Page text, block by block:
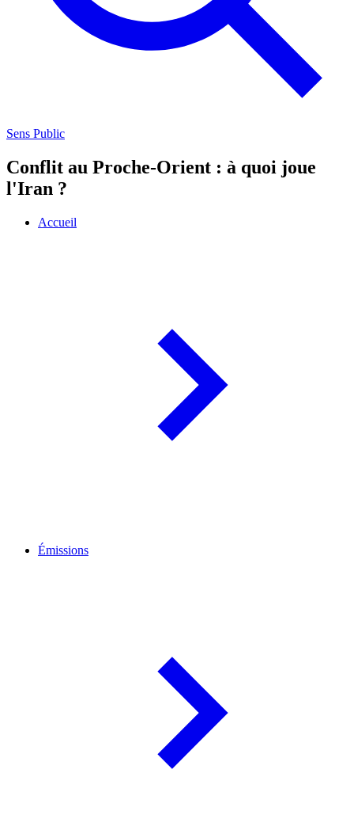
Sens Public
Conflit au Proche-Orient : à quoi joue
l'Iran ?
Accueil
Émissions